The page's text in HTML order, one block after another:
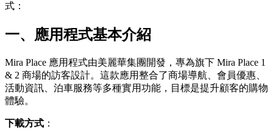
式：
一、應用程式基本介紹
Mira Place 應用程式由美麗華集團開發，專為旗下 Mira Place 1
& 2 商場的訪客設計。這款應用整合了商場導航、會員優惠、
活動資訊、泊車服務等多種實用功能，目標是提升顧客的購物
體驗。
下載方式 ：